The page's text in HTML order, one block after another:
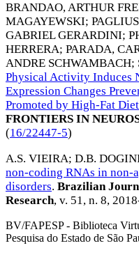
BRANDAO, ARTHUR
MAGAYEWSKI;
GABRIEL GERARDINI;
HERRERA; PARADA,
ANDRE SCHWAMBACH;
Physical Activity Induces
Expression Changes
Promoted by High-Fat
FRONTIERS IN
(16/22447-5)
A.S. VIEIRA; D.B.
non-coding RNAs in non-
disorders. Brazilian
Research, v. 51, n. 8,
BV/FAPESP - Biblioteca
Pesquisa do Estado de São